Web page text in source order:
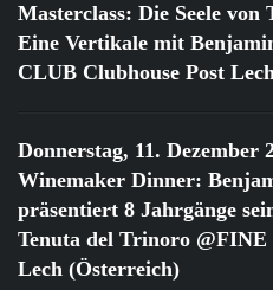
Masterclass: Die Seele
Eine Vertikale mit
CLUB Clubhouse Post
Donnerstag, 11. Dezember
Winemaker Dinner:
präsentiert 8 Jahrgänge
Tenuta del Trinoro
Lech (Österreich)